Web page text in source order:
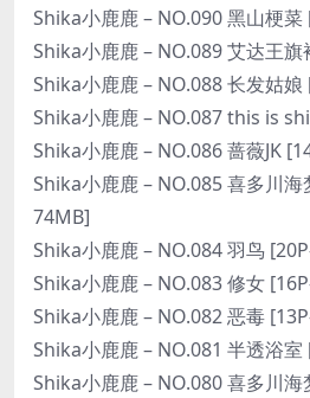
Shika小鹿鹿 – NO.090 黑山梗
Shika小鹿鹿 – NO.089 艾达王
Shika小鹿鹿 – NO.088 长发姑
Shika小鹿鹿 – NO.087 this is
Shika小鹿鹿 – NO.086 蔷薇JK
Shika小鹿鹿 – NO.085 喜多川
74MB]
Shika小鹿鹿 – NO.084 羽鸟
Shika小鹿鹿 – NO.083 修女
Shika小鹿鹿 – NO.082 恶毒
Shika小鹿鹿 – NO.081 半透浴
Shika小鹿鹿 – NO.080 喜多川